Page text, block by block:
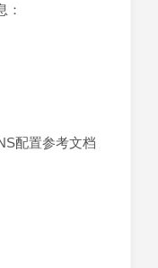
：
配置参考文档